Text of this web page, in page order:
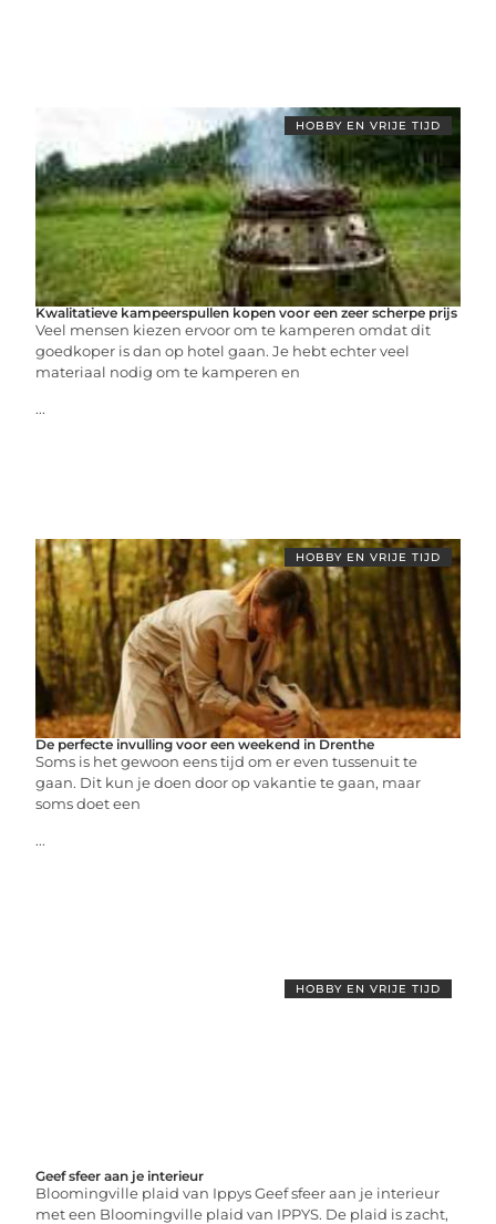
HOBBY EN VRIJE TIJD
Kwalitatieve kampeerspullen kopen voor een zeer scherpe prijs
Veel mensen kiezen ervoor om te kamperen omdat dit
goedkoper is dan op hotel gaan. Je hebt echter veel
materiaal nodig om te kamperen en
...
HOBBY EN VRIJE TIJD
De perfecte invulling voor een weekend in Drenthe
Soms is het gewoon eens tijd om er even tussenuit te
gaan. Dit kun je doen door op vakantie te gaan, maar
soms doet een
...
HOBBY EN VRIJE TIJD
Geef sfeer aan je interieur
Bloomingville plaid van Ippys Geef sfeer aan je interieur
met een Bloomingville plaid van IPPYS. De plaid is zacht,